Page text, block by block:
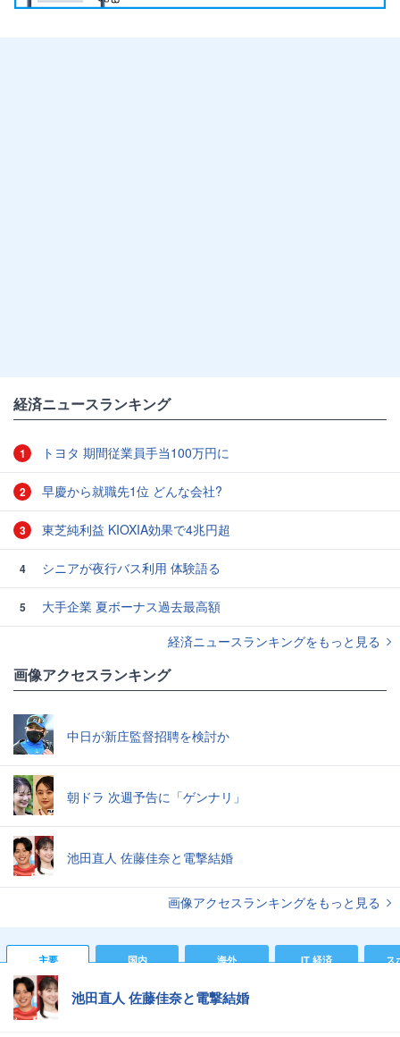
経済ニュースランキング
1 トヨタ 期間従業員手当100万円に
2 早慶から就職先1位 どんな会社?
3 東芝純利益 KIOXIA効果で4兆円超
4 シニアが夜行バス利用 体験語る
5
大手企業 夏ボーナス過去最高額
経済ニュースランキングをもっと見る
画像アクセスランキング
中日が新庄監督招聘を検討か
朝ドラ 次週予告に「ゲンナリ」
池田直人 佐藤佳奈と電撃結婚
画像アクセスランキングをもっと見る
主要 国内 海外 IT 経済 ス
池田直人 佐藤佳奈と電撃結婚